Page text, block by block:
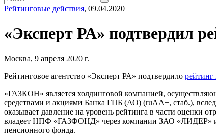
Рейтинговые действия, 09.04.2020
«Эксперт РА» подтвердил
Москва, 9 апреля 2020 г.
Рейтинговое агентство «Эксперт РА» подтвердило рейтинг
«ГАЗКОН» является холдинговой компанией,
средствами и акциями Банка ГПБ (АО) (ruAA+, стаб.),
оказывает давление на уровень рейтинга в части оценки
владеет НПФ «ГАЗФОНД» через компании ЗАО «ЛИДЕР» и
пенсионного фонда.